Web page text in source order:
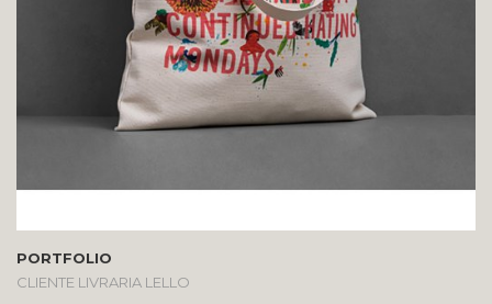
PORTFOLIO
CLIENTE LIVRARIA LELLO